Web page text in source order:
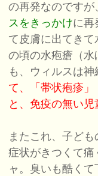
の再発なのです
スをきっかけに再
て皮膚に出てき
の頃の水疱瘡（
も、ウィルスは神
て、「帯状疱疹
と、免疫の無い児
またこれ、子ど
症状がきつくて
ャ。臭いも酷く